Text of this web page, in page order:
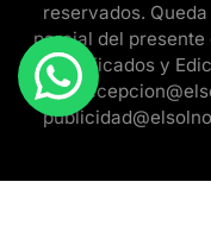
reservados.
parcial del
Clasificados y